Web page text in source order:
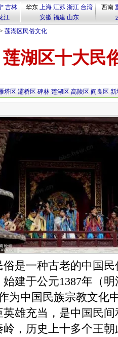
吉林
江
华东 上海 江苏 浙江 台湾
安徽 福建 山东
西南
> 莲湖区民俗文化
莲湖区十大民
塔区 灞桥区 碑林 莲湖区 高陵区 阎良区 新
一种古老的中国民
建于公元1387年（
为中国民族宗教文化
雄充当，是中国民
，历史上十多个王